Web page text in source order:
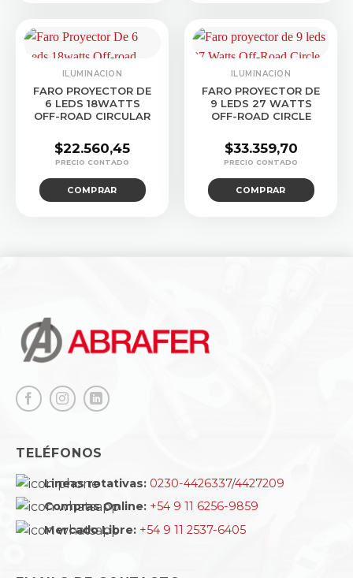
ILUMINACION
FARO PROYECTOR DE
6 LEDS 18WATTS
OFF-ROAD CIRCULAR
$22.560,45
COMPRAR
ILUMINACION
FARO PROYECTOR DE
9 LEDS 27 WATTS
OFF-ROAD CIRCLE
$33.359,70
COMPRAR
TELÉFONOS
Lineas rotativas: 0230-4426337/4427209
Compras Online: +54 9 11 6256-9859
Mercado Libre: +54 9 11 2537-6405